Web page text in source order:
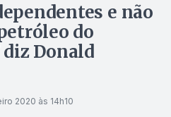
e não
do
Donald
2020 às 14h10